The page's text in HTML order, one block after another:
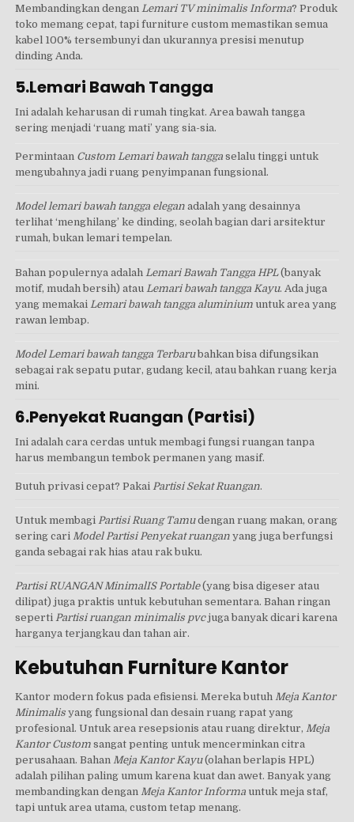
Membandingkan denganLemari TV minimalis Informa? Produk
toko memang cepat, tapi furniture custom memastikan semua
kabel 100% tersembunyi dan ukurannya presisi menutup
dinding Anda.
5.Lemari Bawah Tangga
Ini adalah keharusan di rumah tingkat. Area bawah tangga
sering menjadi ‘ruang mati’ yang sia-sia.
Permintaan Custom Lemari bawah tangga selalu tinggi untuk
mengubahnya jadi ruang penyimpanan fungsional.
Model lemari bawah tangga elegan adalah yang desainnya
terlihat ‘menghilang’ ke dinding, seolah bagian dari arsitektur
rumah, bukan lemari tempelan.
Bahan populernya adalah Lemari Bawah Tangga HPL(banyak
motif, mudah bersih) atau Lemari bawah tangga Kayu. Ada juga
yang memakai Lemari bawah tangga aluminium untuk area yang
rawan lembap.
Model Lemari bawah tangga Terbarubahkan bisa difungsikan
sebagai rak sepatu putar, gudang kecil, atau bahkan ruang kerja
mini.
6.Penyekat Ruangan (Partisi)
Ini adalah cara cerdas untuk membagi fungsi ruangan tanpa
harus membangun tembok permanen yang masif.
Butuh privasi cepat? Pakai Partisi Sekat Ruangan.
Untuk membagi Partisi Ruang Tamudengan ruang makan, orang
sering cari Model Partisi Penyekat ruangan yang juga berfungsi
ganda sebagai rak hias atau rak buku.
Partisi RUANGAN MinimalIS Portable(yang bisa digeser atau
dilipat) juga praktis untuk kebutuhan sementara. Bahan ringan
seperti Partisi ruangan minimalis pvcjuga banyak dicari karena
harganya terjangkau dan tahan air.
Kebutuhan Furniture Kantor
Kantor modern fokus pada efisiensi. Mereka butuh Meja Kantor
Minimalis yang fungsional dan desain ruang rapat yang
profesional. Untuk area resepsionis atau ruang direktur, Meja
Kantor Custom sangat penting untuk mencerminkan citra
perusahaan. Bahan Meja Kantor Kayu(olahan berlapis HPL)
adalah pilihan paling umum karena kuat dan awet. Banyak yang
membandingkan dengan Meja Kantor Informa untuk meja staf,
tapi untuk area utama, custom tetap menang.